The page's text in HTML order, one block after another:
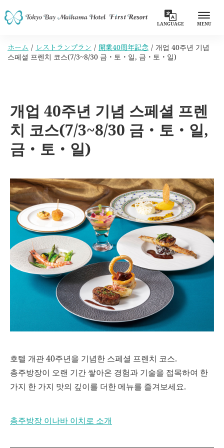
LANGUAGE MENU
ホーム レストランプラン 開業40周年記念
개업 40주년 기념
스페셜 프렌치 코스(7/3~8/30 금・토・일, 금・토・일)
개업 40주년 기념 스페셜 프렌
치 코스(7/3~8/30 금・토・일,
금・토・일)
호텔 개관 40주년을 기념한 스페셜 프렌치 코스.
총주방장이 오랜 기간 쌓아온 경험과 기술을 접목하여 한
가지 한 가지 맛의 깊이를 더한 메뉴를 즐겨보세요.
총주방장 이나바 이치로 소개